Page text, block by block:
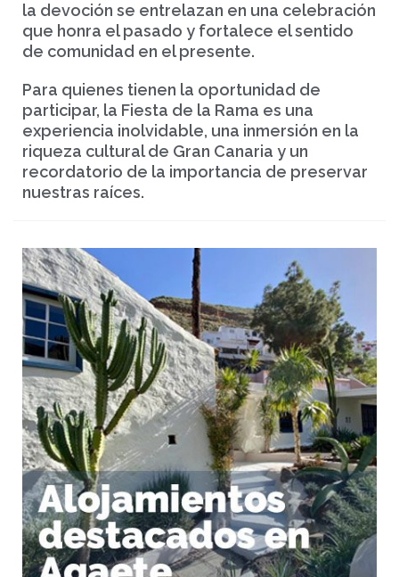
la devoción se entrelazan en una celebración
que honra el pasado y fortalece el sentido
de comunidad en el presente.
Para quienes tienen la oportunidad de
participar, la Fiesta de la Rama es una
experiencia inolvidable, una inmersión en la
riqueza cultural de Gran Canaria y un
recordatorio de la importancia de preservar
nuestras raíces.